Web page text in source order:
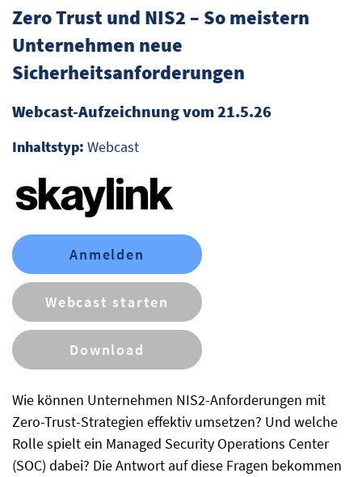
Wie können Unternehmen NIS2-Anforderungen mit
Zero-Trust-Strategien effektiv umsetzen? Und welche
Rolle spielt ein Managed Security Operations Center
(SOC) dabei? Die Antwort auf diese Fragen bekommen
Zero Trust und NIS2 – So meistern
Unternehmen neue
Sicherheitsanforderungen
Webcast-Aufzeichnung vom 21.5.26
Inhaltstyp: Webcast
Anmelden
Webcast starten
Download